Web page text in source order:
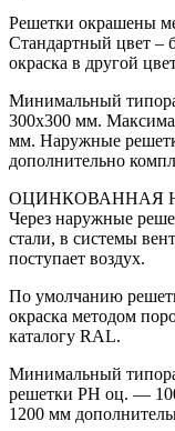
Решетки окрашены
Стандартный цвет –
окраска в другой
Минимальный
300х300 мм.
мм. Наружные
дополнительно
ОЦИНКОВАННАЯ
Через наружные
стали, в системы
поступает воздух.
По умолчанию
окраска методом
каталогу RAL.
Минимальный
решетки PH оц. —
1200 мм